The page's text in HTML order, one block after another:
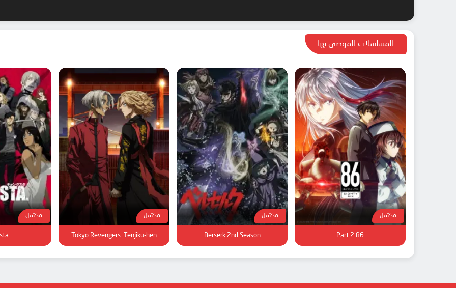
المسلسلات الموصى بها
مكتمل
86 Part 2
مكتمل
Berserk 2nd Season
مكتمل
Tokyo Revengers: Tenjiku-hen
مكتمل